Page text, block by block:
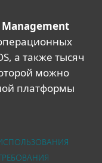
Management
а также тысяч
можно
платформы